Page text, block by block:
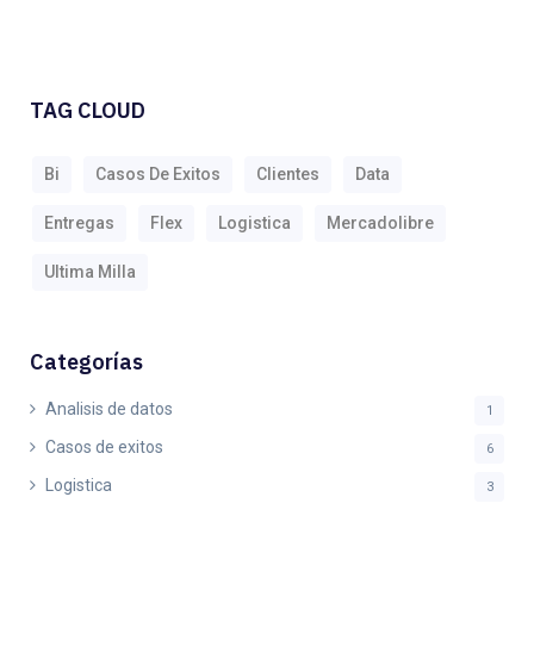
TAG CLOUD
Bi Casos De Exitos Clientes Data
Entregas Flex Logistica Mercadolibre
Ultima Milla
Categorías
Analisis de datos 1
Casos de exitos 6
Logistica 3